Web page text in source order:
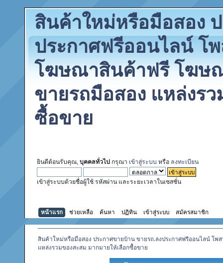
สินค้าใหม่หรือมือสอง
ประกาศฟรีออนไลน์ โ
โฆษณาสินค้าฟรี โฆษ
ขายรถมือสอง แหล่งร
ซื้อขาย
ยินดีต้อนรับคุณ, บุคคลทั่วไป กรุณา เข้าสู่ระบบ หรือ ลงทะเบียน
เข้าสู่ระบบด้วยชื่อผู้ใช้ รหัสผ่าน และระยะเวลาในเซสชั่น
หน้าแรก ช่วยเหลือ ค้นหา ปฏิทิน เข้าสู่ระบบ สมัครสมาชิก
สินค้าใหม่หรือมือสอง ประกาศขายบ้าน ขายรถ.ลงประกาศฟรีออนไลน์
แหล่งรวมของสะสม มากมายให้เลือกซื้อขาย